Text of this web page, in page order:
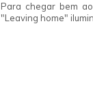
Para chegar bem
"Leaving home"